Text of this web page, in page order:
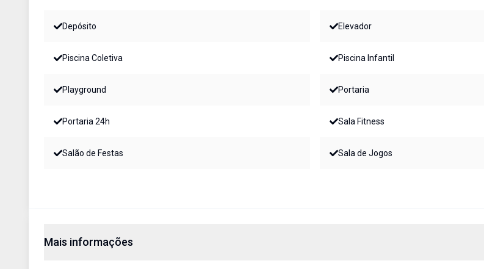
Depósito Elevador
Piscina Coletiva Piscina Infantil
Playground Portaria
Portaria 24h Sala Fitness
Salão de Festas Sala de Jogos
Mais informações